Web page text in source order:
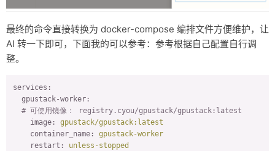
最终的命令直接转换为 docker-compose 编排文件方便维护，让
AI 转一下即可，下面我的可以参考：参考根据自己配置自行调
整。
services:
gpustack-worker:
# 可使用镜像： registry.cyou/gpustack/gpustack:latest
image:
gpustack/gpustack:latest
container_name:
gpustack-worker
restart:
unless-stopped